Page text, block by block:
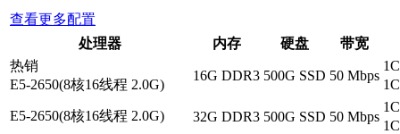
查看更多配置
处理器
内存 硬盘
带宽
热销
E5-2650(8核16线程 2.0G)
16G DDR3 500G SSD 50 Mbps
E5-2650(8核16线程 2.0G) 32G DDR3 500G SSD 50 Mbps